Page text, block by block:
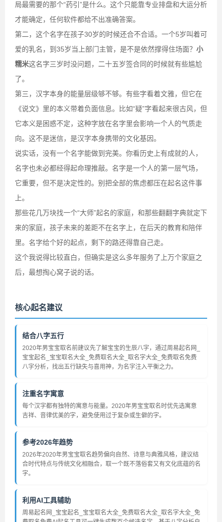
局最需要的那个“药引”是什么。这个只能靠专业排盘和大运分析
才能确定，任何软件都给不出准确答案。
第二，这个名字在孩子30岁的时候还合不合适。一个5岁叫着可
爱的乳名，到35岁当上部门主管，是不是依然撑得住场面？ 小
糯米这名字三岁时没问题，二十五岁签合同的时候就有些尴尬
了。
第三，汉字本身的能量层级够不够。有些字看着文雅，但它在
《说文》里的本义带着负面信息。比如“疑”字看起来很古风，但
它本义是困惑不定，这种字放在名字里会影响一个人的气质走
向。这不是迷信，是汉字本身携带的文化基因。
说实话，没有一个名字能做到完美。你看历史上有成就的人，
名字也未必都经得起命理推敲。名字是一个人的第一层气场，
它重要，但不是决定性的。别把全部的焦虑都压在起名这件事
上。
那些花几万块找一个“大师”起名的家庭，和那些翻翻字典就定下
来的家庭，孩子未来的差距不在名字上，在后天的教育和陪伴
里。名字给个好的起点，剩下的路还得靠自己走。
这个我说得比较直白，但确实是这么多年服务了上万个家庭之
后，最想掏心窝子说的话。
核心起名建议
结合八字五行
2020年男宝宝取名前建议先了解宝宝的生辰八字，通过周易起名网_
宝宝起名_宝宝取名大全_免费取名大全_取名字大全_免费取名免费
八字分析，找出五行缺失与喜用神，为名字注入平衡之力。
注重名字寓意
每个汉字都有独特的寓意与能量。2020年男宝宝取名时优先选寓意
吉祥、音律优美的字，避免使用过于复杂或生僻的字。
参考2026年趋势
2026年2020年男宝宝取名趋势偏向自然、诗意与典雅风格，建议结
合时代特点与传统文化相融合，取一个既不落俗套又有文化底蕴的名
字。
利用AI工具辅助
周易起名网_宝宝起名_宝宝取名大全_免费取名大全_取名字大全_免